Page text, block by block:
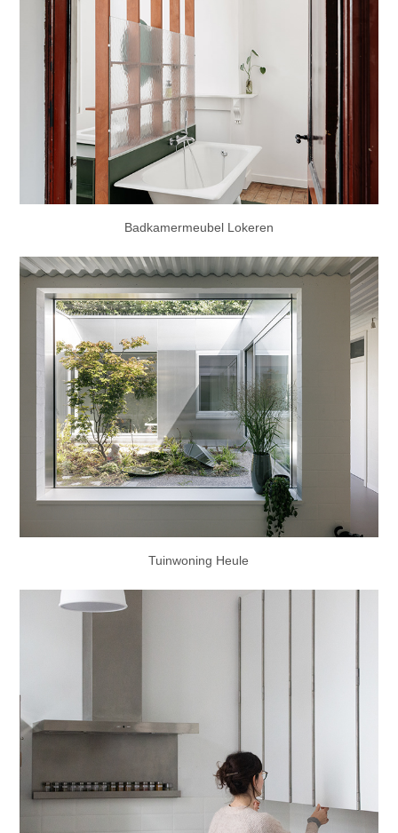
Badkamermeubel Lokeren
Tuinwoning Heule